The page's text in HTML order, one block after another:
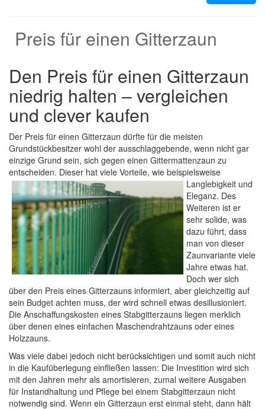
Preis für einen Gitterzaun
Den Preis für einen Gitterzaun
niedrig halten – vergleichen
und clever kaufen
Der Preis für einen Gitterzaun dürfte für die meisten
Grundstückbesitzer wohl der ausschlaggebende, wenn nicht gar
einzige Grund sein, sich gegen einen Gittermattenzaun zu
entscheiden. Dieser hat viele Vorteile, wie beispielsweise
Langlebigkeit und
Eleganz. Des
Weiteren ist er
sehr solide, was
dazu führt, dass
man von dieser
Zaunvariante viele
Jahre etwas hat.
Doch wer sich
über den Preis eines Gitterzauns informiert, aber gleichzeitig auf
sein Budget achten muss, der wird schnell etwas desillusioniert.
Die Anschaffungskosten eines Stabgitterzauns liegen merklich
über denen eines einfachen Maschendrahtzauns oder eines
Holzzauns.
Was viele dabei jedoch nicht berücksichtigen und somit auch nicht
in die Kaufüberlegung einfließen lassen: Die Investition wird sich
mit den Jahren mehr als amortisieren, zumal weitere Ausgaben
für Instandhaltung und Pflege bei einem Stabgitterzaun nicht
notwendig sind. Wenn ein Gitterzaun erst einmal steht, dann hält